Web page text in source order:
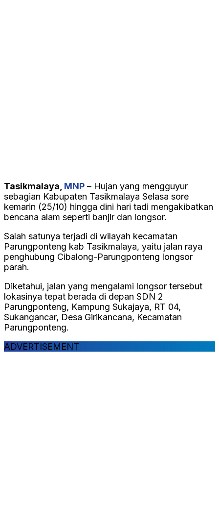
Tasikmalaya, MNP – Hujan yang mengguyur
sebagian Kabupaten Tasikmalaya Selasa sore
kemarin (25/10) hingga dini hari tadi mengakibatkan
bencana alam seperti banjir dan longsor.
Salah satunya terjadi di wilayah kecamatan
Parungponteng kab Tasikmalaya, yaitu jalan raya
penghubung Cibalong-Parungponteng longsor
parah.
Diketahui, jalan yang mengalami longsor tersebut
lokasinya tepat berada di depan SDN 2
Parungponteng, Kampung Sukajaya, RT 04,
Sukangancar, Desa Girikancana, Kecamatan
Parungponteng.
ADVERTISEMENT